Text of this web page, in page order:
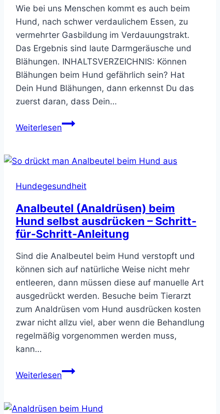
Wie bei uns Menschen kommt es auch beim
Hund, nach schwer verdaulichem Essen, zu
vermehrter Gasbildung im Verdauungstrakt.
Das Ergebnis sind laute Darmgeräusche und
Blähungen. INHALTSVERZEICHNIS: Können
Blähungen beim Hund gefährlich sein? Hat
Dein Hund Blähungen, dann erkennst Du das
zuerst daran, dass Dein…
WeiterlesenWarum
Hund
–
was
tun
&
was
hilft?
Hundegesundheit
Analbeutel (Analdrüsen) beim
Hund selbst ausdrücken – Schritt-
für-Schritt-Anleitung
Sind die Analbeutel beim Hund verstopft und
können sich auf natürliche Weise nicht mehr
entleeren, dann müssen diese auf manuelle Art
ausgedrückt werden. Besuche beim Tierarzt
zum Analdrüsen vom Hund ausdrücken kosten
zwar nicht allzu viel, aber wenn die Behandlung
regelmäßig vorgenommen werden muss,
kann…
WeiterlesenAnalbeutel
Hund